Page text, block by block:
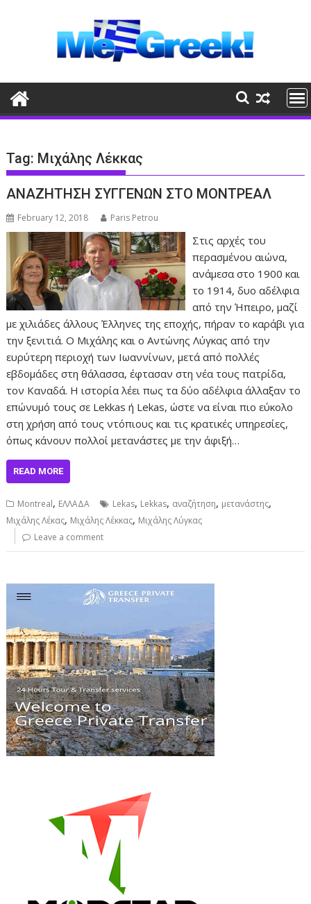
Tag: Μιχάλης Λέκκας
ΑΝΑΖΗΤΗΣΗ ΣΥΓΓΕΝΩΝ ΣΤΟ ΜΟΝΤΡΕΑΛ
February 12, 2018 Paris Petrou
Στις αρχές του
περασμένου αιώνα,
ανάμεσα στο 1900 και
το 1914, δυο αδέλφια
από την Ήπειρο, μαζί
με χιλιάδες άλλους Έλληνες της εποχής, πήραν το καράβι για
την ξενιτιά. Ο Μιχάλης και ο Αντώνης Λύγκας από την
ευρύτερη περιοχή των Ιωαννίνων, μετά από πολλές
εβδομάδες στη θάλασσα, έφτασαν στη νέα τους πατρίδα,
τον Καναδά. Η ιστορία λέει πως τα δύο αδέλφια άλλαξαν το
επώνυμό τους σε Lekkas ή Lekas, ώστε να είναι πιο εύκολο
στη χρήση από τους ντόπιους και τις κρατικές υπηρεσίες,
όπως κάνουν πολλοί μετανάστες με την άφιξή…
READ MORE
Montreal, ΕΛΛΑΔΑ Lekas, Lekkas, αναζήτηση, μετανάστης,
Μιχάλης Λέκας, Μιχάλης Λέκκας, Μιχάλης Λύγκας
Leave a comment